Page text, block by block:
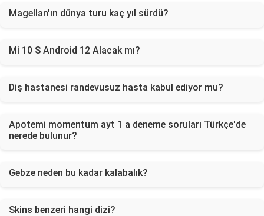
Magellan'ın dünya turu kaç yıl sürdü?
Mi 10 S Android 12 Alacak mı?
Diş hastanesi randevusuz hasta kabul ediyor mu?
Apotemi momentum ayt 1 a deneme soruları Türkçe'de
nerede bulunur?
Gebze neden bu kadar kalabalık?
Skins benzeri hangi dizi?